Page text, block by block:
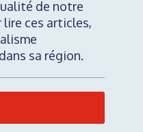
de notre
lire ces articles,
sa région.